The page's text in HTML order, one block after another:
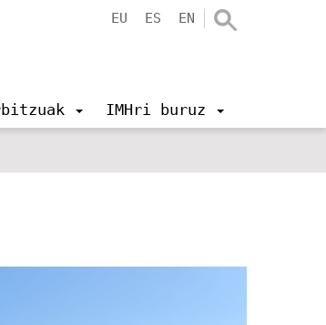
EU ES EN
IMHri buruz